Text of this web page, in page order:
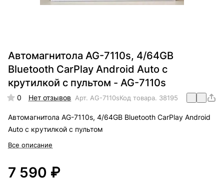
Автомагнитола AG-7110s, 4/64GB
Bluetooth CarPlay Android Auto с
крутилкой с пультом - AG-7110s
0 Нет отзывов Арт. AG-7110sКод товара. 38195
Автомагнитола AG-7110s, 4/64GB Bluetooth CarPlay Android
Auto с крутилкой с пультом
Все описание
7 590 ₽